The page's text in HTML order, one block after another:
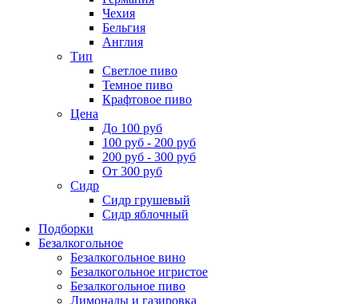
Чехия
Бельгия
Англия
Тип
Светлое пиво
Темное пиво
Крафтовое пиво
Цена
До 100 руб
100 руб - 200 руб
200 руб - 300 руб
От 300 руб
Сидр
Сидр грушевый
Сидр яблочный
Подборки
Безалкогольное
Безалкогольное вино
Безалкогольное игристое
Безалкогольное пиво
Лимонады и газировка